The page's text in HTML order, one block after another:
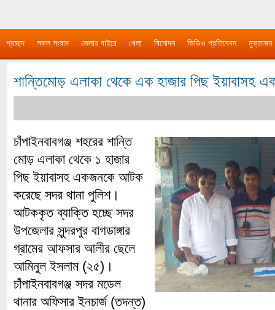
প্রচ্ছদ সকল সংবাদ জেলার বাইরে খেলা বিনোদন ভিডিও প্রতিবেদন মুক্তাঙ্গন
শান্তিমোড় এলাকা থেকে এক হাজার পিছ ইয়াবাসহ
চাঁপাইনবাবগঞ্জ শহরের শান্তি
মোড় এলাকা থেকে ১ হাজার
পিছ ইয়াবাসহ একজনকে আটক
করেছে সদর থানা পুলিশ।
আটককৃত ব্যাক্তি হচ্ছে সদর
উপজেলার সুন্দরপুর বাগডাঙ্গার
গ্রামের আফসার আলীর ছেলে
আমিনুল ইসলাম (২৫)।
চাঁপাইনবাবগঞ্জ সদর মডেল
থানার অফিসার ইনচার্জ (তদন্ত)